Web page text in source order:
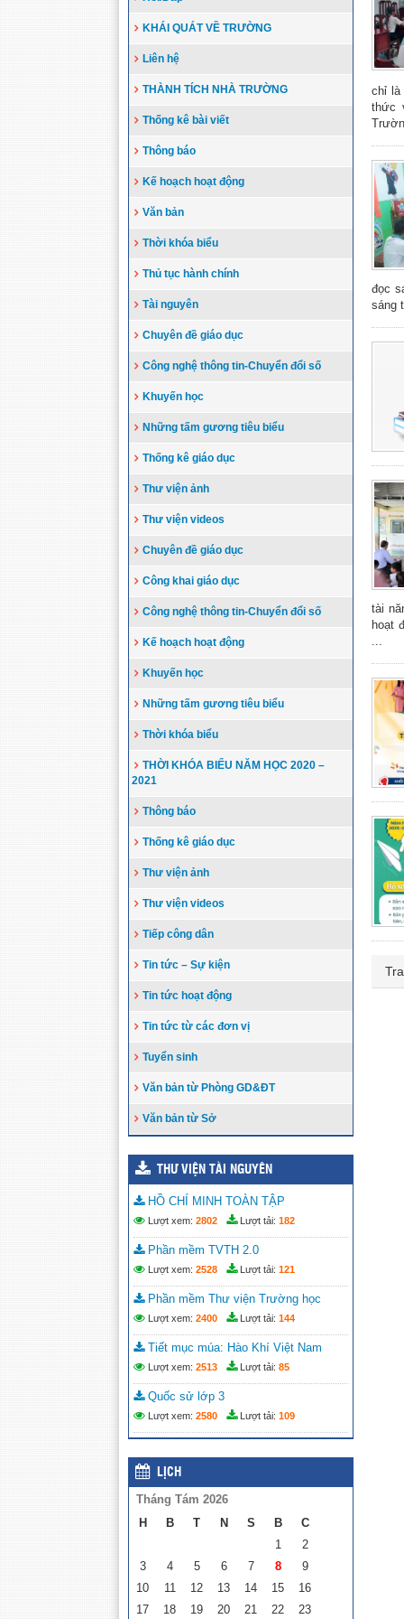
chỉ là
thức
đọc
sáng
tài
hoạt
...
KHÁI QUÁT VỀ TRƯỜNG
Liên hệ
THÀNH TÍCH NHÀ TRƯỜNG
Thống kê bài viết
Thông báo
Kế hoạch hoạt động
Văn bản
Thời khóa biểu
Thủ tục hành chính
Tài nguyên
Chuyên đề giáo dục
Công nghệ thông tin-Chuyển đổi số
Khuyến học
Những tấm gương tiêu biểu
Thống kê giáo dục
Thư viện ảnh
Thư viện videos
Chuyên đề giáo dục
Công khai giáo dục
Công nghệ thông tin-Chuyển đổi số
Kế hoạch hoạt động
Khuyến học
Những tấm gương tiêu biểu
Thời khóa biểu
THỜI KHÓA BIỂU NĂM HỌC 2020 –
2021
Thông báo
Thống kê giáo dục
Thư viện ảnh
Thư viện videos
Tiếp công dân
Tin tức – Sự kiện
Tin tức hoạt động
Tin tức từ các đơn vị
Tuyển sinh
Văn bản từ Phòng GD&ĐT
Văn bản từ Sở
THƯ VIỆN TÀI NGUYÊN
HỒ CHÍ MINH TOÀN TẬP
Lượt xem: 2802 Lượt tải: 182
Phần mềm TVTH 2.0
Lượt xem: 2528 Lượt tải: 121
Phần mềm Thư viện Trường học
Lượt xem: 2400 Lượt tải: 144
Tiết mục múa: Hào Khí Việt Nam
Lượt xem: 2513 Lượt tải: 85
Quốc sử lớp 3
Lượt xem: 2580 Lượt tải: 109
LỊCH
Tháng Tám 2026
H
B T N S B
C
1
2
3
4 5 6 7 8
9
10
11 12 13 14 15
16
17
18 19 20 21 22 23